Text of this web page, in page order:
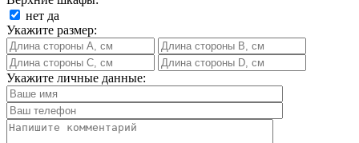
нет да
Укажите размер:
Укажите личные данные: